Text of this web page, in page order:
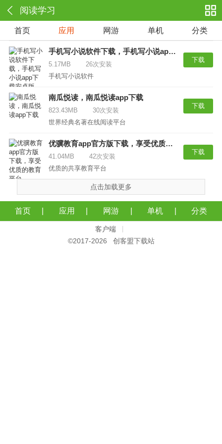
阅读学习
首页 应用 网游 单机 分类
手机写小说软件下载，手机写小说app下载安卓版
5.17MB
26次安装
手机写小说软件
下载
南瓜悦读，南瓜悦读app下载
823.43MB
30次安装
世界经典名著在线阅读平台
下载
优骥教育app官方版下载，享受优质的教育平台
41.04MB
42次安装
优质的共享教育平台
下载
点击加载更多
首页 应用 网游 单机 分类
客户端
©2017-2026 创客盟下载站